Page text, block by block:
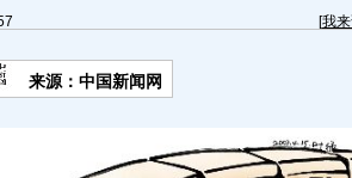
[我
来源：中国新闻网